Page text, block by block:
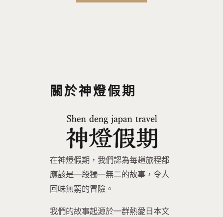
關於神燈假期
在神燈假期，我們認為每趟旅程都
應該是一段獨一無二的故事，令人
回味無窮的冒險。
我們的故事起源於一群熱愛日本文